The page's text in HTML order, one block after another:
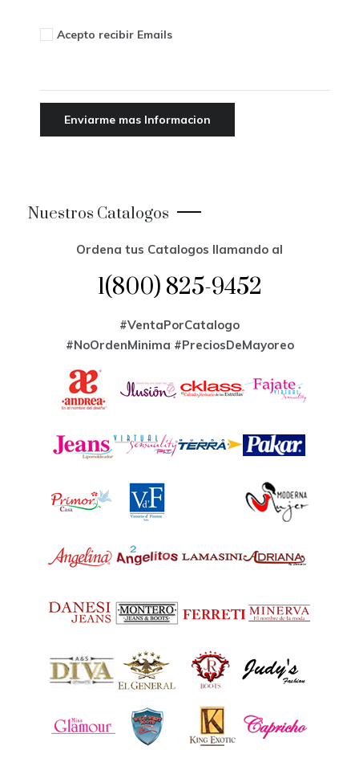
Acepto recibir Emails
Nuestros Catalogos
Ordena tus Catalogos llamando al
1(800) 825-9452
#VentaPorCatalogo
#NoOrdenMinima #PreciosDeMayoreo